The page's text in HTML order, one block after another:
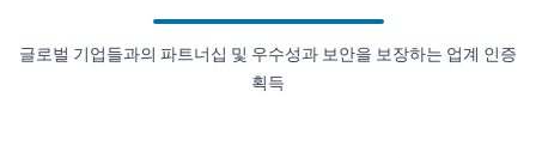
글로벌 기업들과의 파트너십 및 우수성과 보안을 보장하는 업계 인증
획득